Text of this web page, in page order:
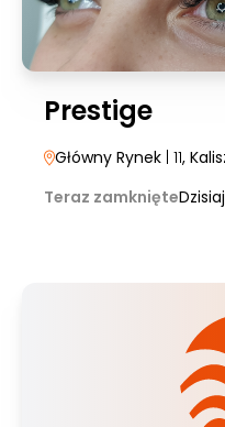
Prestige
Główny Rynek | 11,
Teraz zamknięte